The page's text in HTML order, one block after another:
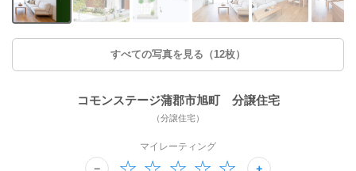
すべての写真を見る（12枚）
コモンステージ蒲郡市旭町 分譲住宅
（分譲住宅）
マイレーティング